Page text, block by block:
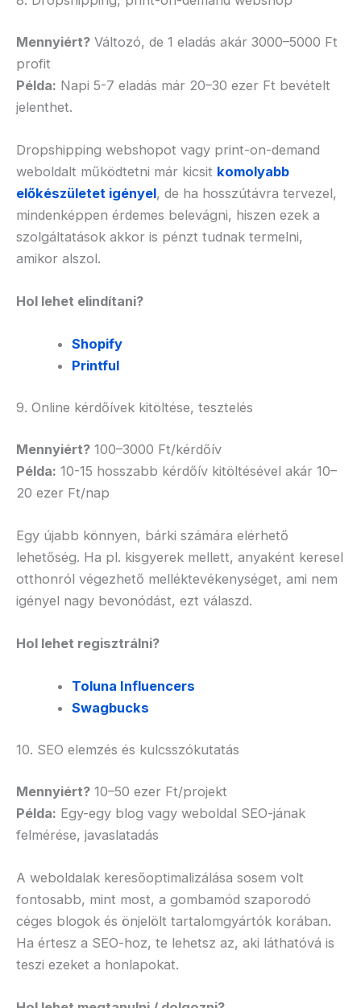
Mennyiért? Változó, de 1 eladás akár 3000–5000 Ft
profit
Példa: Napi 5-7 eladás már 20–30 ezer Ft bevételt
jelenthet.
Dropshipping webshopot vagy print-on-demand
weboldalt működtetni már kicsit komolyabb
előkészületet igényel, de ha hosszútávra tervezel,
mindenképpen érdemes belevágni, hiszen ezek a
szolgáltatások akkor is pénzt tudnak termelni,
amikor alszol.
Hol lehet elindítani?
Shopify
Printful
9. Online kérdőívek kitöltése, tesztelés
Mennyiért? 100–3000 Ft/kérdőív
Példa: 10-15 hosszabb kérdőív kitöltésével akár 10–
20 ezer Ft/nap
Egy újabb könnyen, bárki számára elérhető
lehetőség. Ha pl. kisgyerek mellett, anyaként keresel
otthonról végezhető melléktevékenységet, ami nem
igényel nagy bevonódást, ezt válaszd.
Hol lehet regisztrálni?
Toluna Influencers
Swagbucks
10. SEO elemzés és kulcsszókutatás
Mennyiért? 10–50 ezer Ft/projekt
Példa: Egy-egy blog vagy weboldal SEO-jának
felmérése, javaslatadás
A weboldalak keresőoptimalizálása sosem volt
fontosabb, mint most, a gombamód szaporodó
céges blogok és önjelölt tartalomgyártók korában.
Ha értesz a SEO-hoz, te lehetsz az, aki láthatóvá is
teszi ezeket a honlapokat.